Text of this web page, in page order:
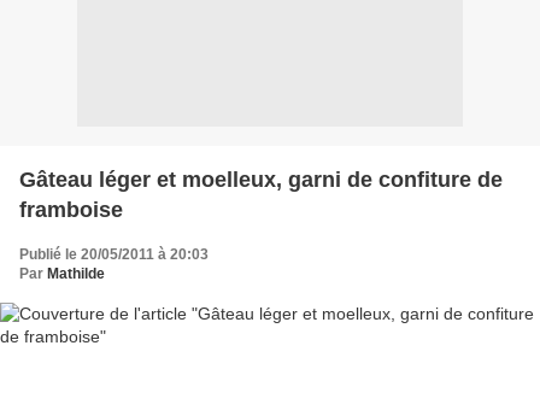
Gâteau léger et moelleux, garni de confiture de
framboise
Publié le 20/05/2011 à 20:03
Par Mathilde